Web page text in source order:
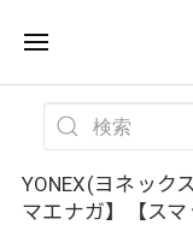
YONEX(ヨネック
マエナガ】【スマ